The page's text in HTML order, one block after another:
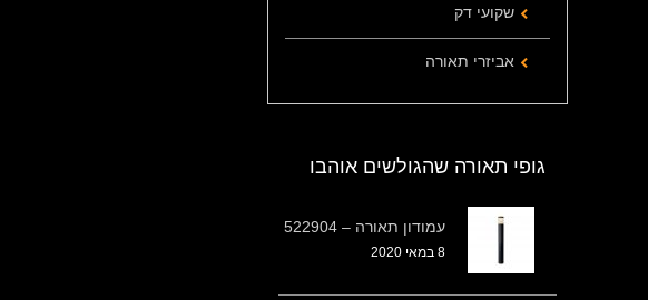
שקועי דק
אביזרי תאורה
גופי תאורה שהגולשים אוהבו
עמודון תאורה – 522904
8 במאי 2020